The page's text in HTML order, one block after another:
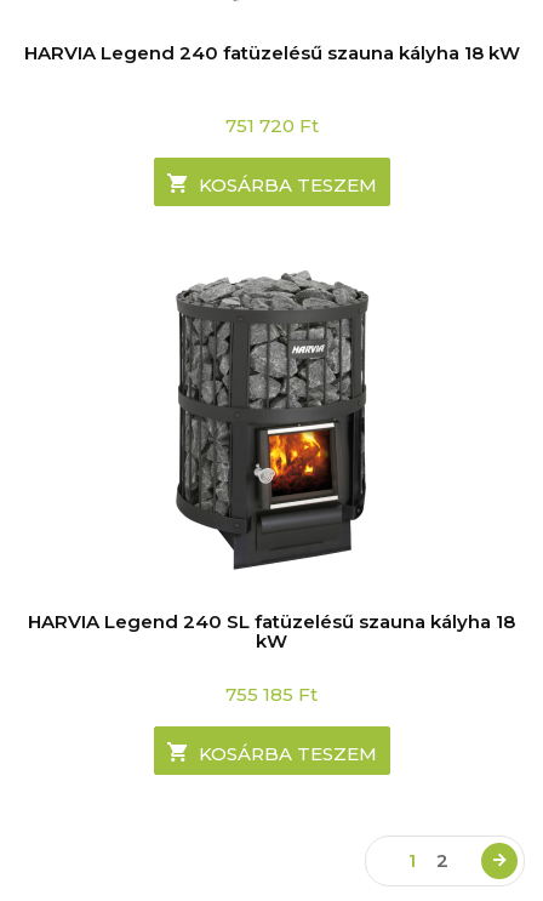
HARVIA Legend 240 fatüzelésű szauna kályha 18 kW
751 720 Ft
KOSÁRBA TESZEM
HARVIA Legend 240 SL fatüzelésű szauna kályha 18
kW
755 185 Ft
KOSÁRBA TESZEM
1 2